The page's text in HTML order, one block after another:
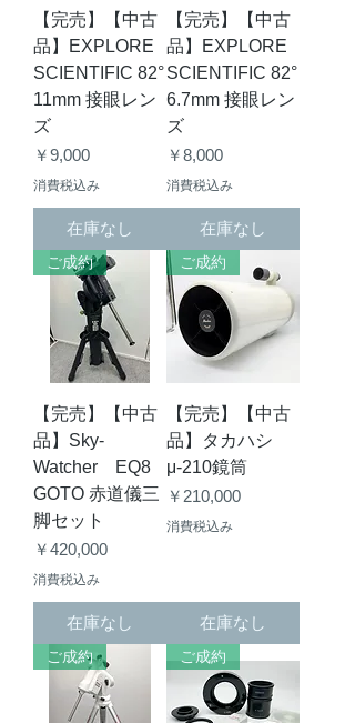
【完売】【中古
品】EXPLORE
SCIENTIFIC 82°
11mm 接眼レン
ズ
価格
￥9,000
消費税込み
在庫なし
【完売】【中古
品】EXPLORE
SCIENTIFIC 82°
6.7mm 接眼レン
ズ
価格
￥8,000
消費税込み
在庫なし
ご成約
【完売】【中古
品】Sky-
Watcher EQ8
GOTO 赤道儀三
脚セット
価格
￥420,000
消費税込み
在庫なし
ご成約
【完売】【中古
品】タカハシ
μ-210鏡筒
価格
￥210,000
消費税込み
在庫なし
ご成約 ご成約